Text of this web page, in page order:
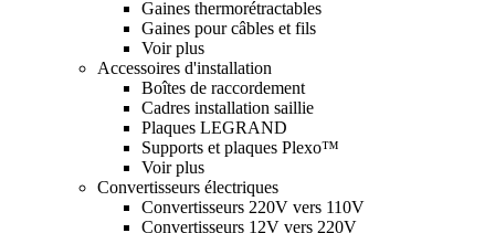
Gaines thermorétractables
Gaines pour câbles et fils
Voir plus
Accessoires d'installation
Boîtes de raccordement
Cadres installation saillie
Plaques LEGRAND
Supports et plaques Plexo™
Voir plus
Convertisseurs électriques
Convertisseurs 220V vers 110V
Convertisseurs 12V vers 220V